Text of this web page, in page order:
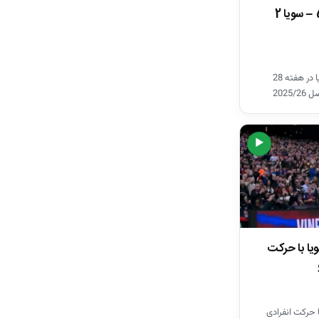
خلاصه بازی بارسلونا 5 – سویا 2
خلاصه بازی بارسلونا – سویا در هفته 28
26
▶
با حرکت
حرکت انفرادی